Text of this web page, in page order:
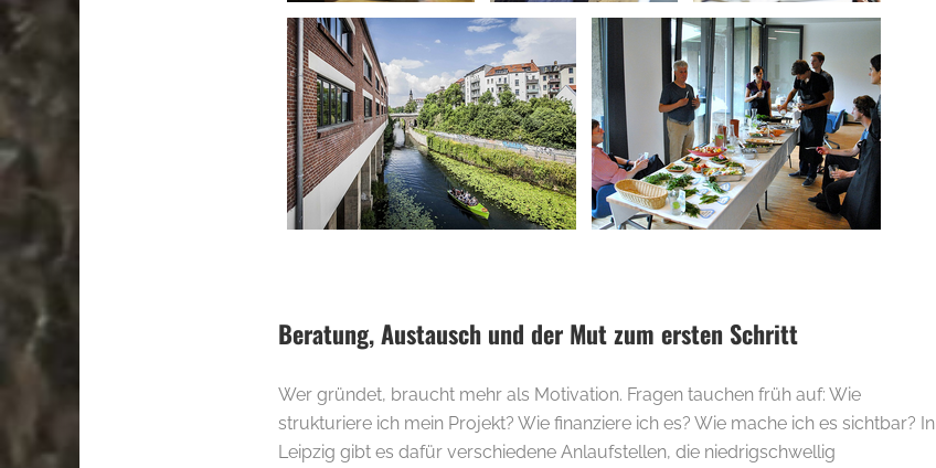
Beratung, Austausch und der Mut zum ersten Schritt
Wer gründet, braucht mehr als Motivation. Fragen tauchen früh auf: Wie
strukturiere ich mein Projekt? Wie finanziere ich es? Wie mache ich es sichtbar? In
Leipzig gibt es dafür verschiedene Anlaufstellen, die niedrigschwellig